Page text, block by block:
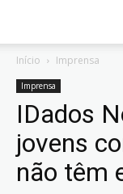
Início Imprensa
Imprensa
IDados
jovens
não têm